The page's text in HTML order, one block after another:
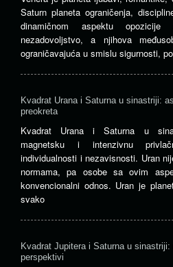
Saturn planeta ograničenja,
dinamičnom aspektu
nezadovoljstvo, a njihova
ograničavajuća u smislu sigurnosti,
Kvadrat Urana i Saturna u sinastriji:
preokreta
Kvadrat Urana i Saturna u
magnetsku i intenzivnu
individualnosti i nezavisnosti. Uran
normama, pa osobe sa ovim
konvencionalni odnos. Uran je
svako
Kvadrat Jupitera i Saturna u
perspektivi